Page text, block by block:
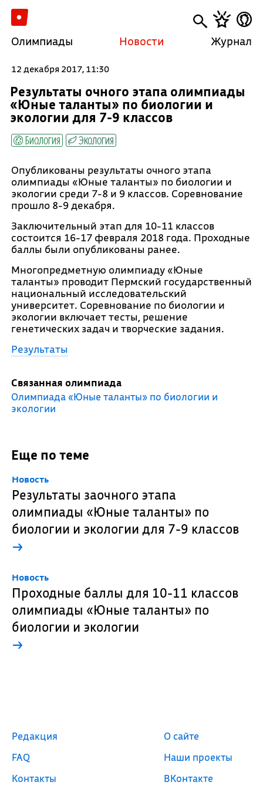
Олимпиады Новости Журнал
12 декабря 2017, 11:30
Результаты очного этапа олимпиады
«Юные таланты» по биологии и
экологии для 7-9 классов
Биология Экология
Опубликованы результаты очного этапа
олимпиады «Юные таланты» по биологии и
экологии среди 7-8 и 9 классов. Соревнование
прошло 8-9 декабря.
Заключительный этап для 10-11 классов
состоится 16-17 февраля 2018 года. Проходные
баллы были опубликованы ранее.
Многопредметную олимпиаду «Юные
таланты» проводит Пермский государственный
национальный исследовательский
университет. Соревнование по биологии и
экологии включает тесты, решение
генетических задач и творческие задания.
Результаты
Связанная олимпиада
Олимпиада «Юные таланты» по биологии и
экологии
Еще по теме
Новость
Результаты заочного этапа
олимпиады «Юные таланты» по
биологии и экологии для 7-9 классов
→
Новость
Проходные баллы для 10-11 классов
олимпиады «Юные таланты» по
биологии и экологии
→
Редакция
FAQ
Контакты
О сайте
Наши проекты
ВКонтакте